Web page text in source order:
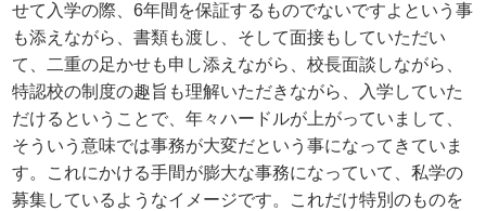
せて入学の際、6年間を保証するものでないですよという事
も添えながら、書類も渡し、そして面接もしていただい
て、二重の足かせも申し添えながら、校長面談しながら、
特認校の制度の趣旨も理解いただきながら、入学していた
だけるということで、年々ハードルが上がっていまして、
そういう意味では事務が大変だという事になってきていま
す。これにかける手間が膨大な事務になっていて、私学の
募集しているようなイメージです。これだけ特別のものを